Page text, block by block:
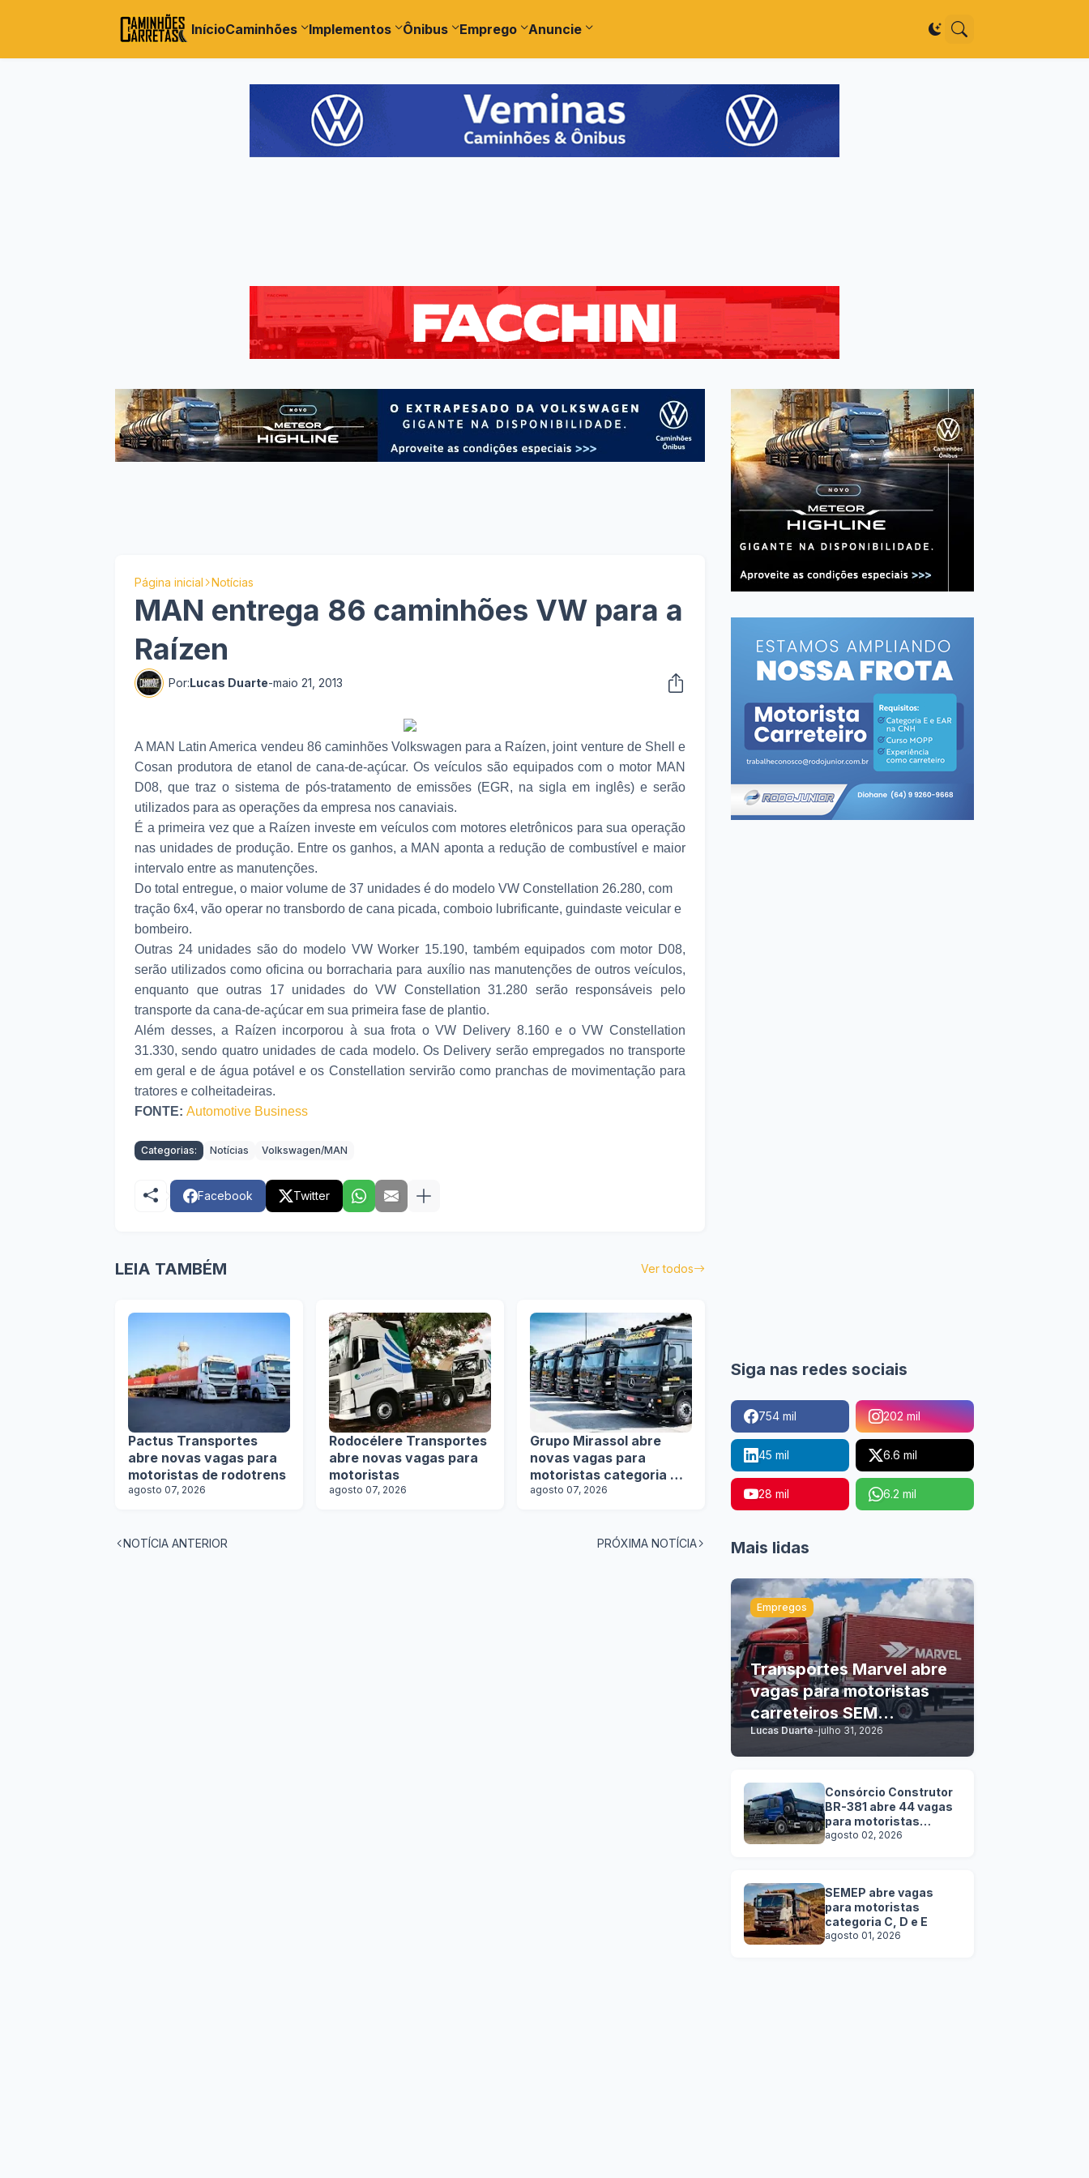
InícioCaminhões Implementos Ônibus Emprego Anuncie
Página inicial Notícias
MAN entrega 86 caminhões VW para a
Raízen
Por:Lucas Duarte-maio 21, 2013
A MAN Latin America vendeu 86 caminhões Volkswagen para a Raízen, joint venture de Shell e
Cosan produtora de etanol de cana-de-açúcar. Os veículos são equipados com o motor MAN
D08, que traz o sistema de pós-tratamento de emissões (EGR, na sigla em inglês) e serão
utilizados para as operações da empresa nos canaviais.
É a primeira vez que a Raízen investe em veículos com motores eletrônicos para sua operação
nas unidades de produção. Entre os ganhos, a MAN aponta a redução de combustível e maior
intervalo entre as manutenções.
Do total entregue, o maior volume de 37 unidades é do modelo VW Constellation 26.280, com
tração 6x4, vão operar no transbordo de cana picada, comboio lubrificante, guindaste veicular e
bombeiro.
Outras 24 unidades são do modelo VW Worker 15.190, também equipados com motor D08,
serão utilizados como oficina ou borracharia para auxílio nas manutenções de outros veículos,
enquanto que outras 17 unidades do VW Constellation 31.280 serão responsáveis pelo
transporte da cana-de-açúcar em sua primeira fase de plantio.
Além desses, a Raízen incorporou à sua frota o VW Delivery 8.160 e o VW Constellation
31.330, sendo quatro unidades de cada modelo. Os Delivery serão empregados no transporte
em geral e de água potável e os Constellation servirão como pranchas de movimentação para
tratores e colheitadeiras.
FONTE: Automotive Business
Categorias: Notícias Volkswagen/MAN
Facebook Twitter
LEIA TAMBÉM Ver todos
Pactus Transportes
abre novas vagas para
motoristas de rodotrens
agosto 07, 2026
Rodocélere Transportes
abre novas vagas para
motoristas
agosto 07, 2026
Grupo Mirassol abre
novas vagas para
motoristas categoria D e
E
agosto 07, 2026
NOTÍCIA ANTERIOR PRÓXIMA NOTÍCIA
Siga nas redes sociais
754 mil 202 mil
45 mil 6.6 mil
28 mil 6.2 mil
Mais lidas
Empregos
Transportes Marvel abre
vagas para motoristas
carreteiros SEM
EXPERIÊNCIA
Lucas Duarte-julho 31, 2026
Consórcio Construtor
BR-381 abre 44 vagas
para motoristas
categoria C, D e E
agosto 02, 2026
SEMEP abre vagas
para motoristas
categoria C, D e E
agosto 01, 2026